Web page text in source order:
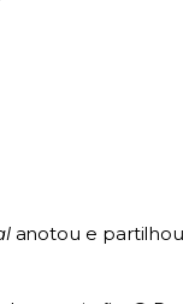
anotou e